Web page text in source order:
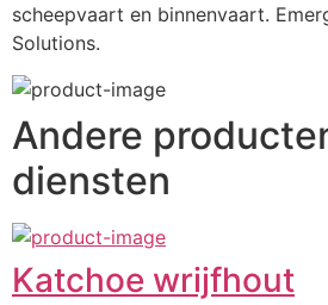
scheepvaart en binnenvaart.
Solutions.
Andere
diensten
Katchoe wrijfhout